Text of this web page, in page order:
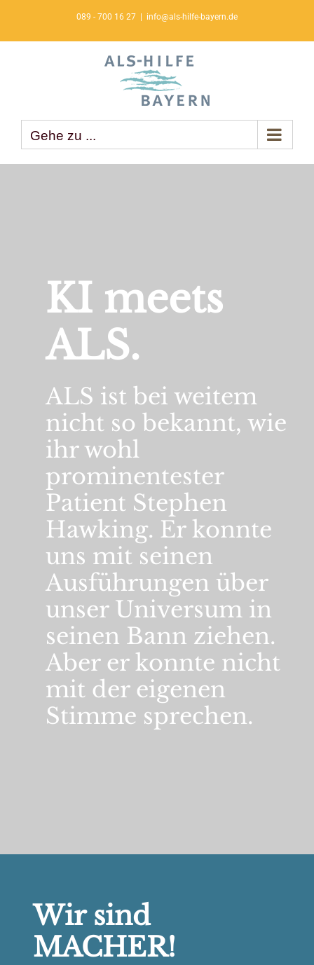
089 - 700 16 27 info@als-hilfe-bayern.de
Gehe zu ...
KI meets
ALS.
ALS ist bei weitem
nicht so bekannt, wie
ihr wohl
prominentester
Patient Stephen
Hawking. Er konnte
uns mit seinen
Ausführungen über
unser Universum in
seinen Bann ziehen.
Aber er konnte nicht
mit der eigenen
Stimme sprechen.
Wir sind
MACHER!